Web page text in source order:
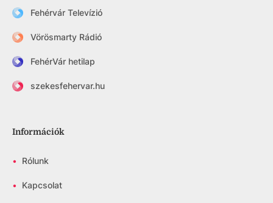
Fehérvár Televízió
Vörösmarty Rádió
FehérVár hetilap
szekesfehervar.hu
Információk
• Rólunk
• Kapcsolat